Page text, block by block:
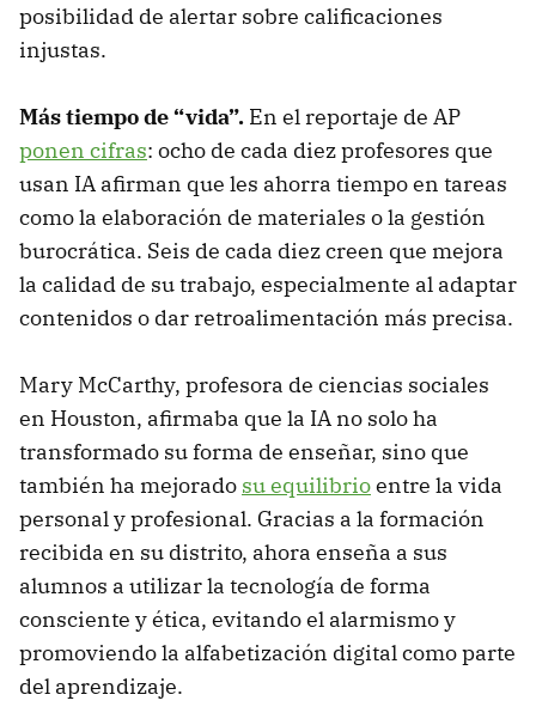
posibilidad de alertar sobre calificaciones
injustas.
Más tiempo de “vida”. En el reportaje de AP
ponen cifras: ocho de cada diez profesores que
usan IA afirman que les ahorra tiempo en tareas
como la elaboración de materiales o la gestión
burocrática. Seis de cada diez creen que mejora
la calidad de su trabajo, especialmente al adaptar
contenidos o dar retroalimentación más precisa.
Mary McCarthy, profesora de ciencias sociales
en Houston, afirmaba que la IA no solo ha
transformado su forma de enseñar, sino que
también ha mejorado su equilibrioentre la vida
personal y profesional. Gracias a la formación
recibida en su distrito, ahora enseña a sus
alumnos a utilizar la tecnología de forma
consciente y ética, evitando el alarmismo y
promoviendo la alfabetización digital como parte
del aprendizaje.